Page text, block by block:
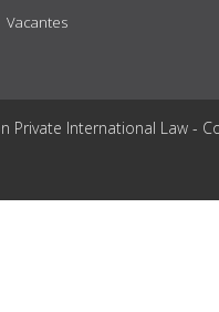
Vacantes
Private International Law -